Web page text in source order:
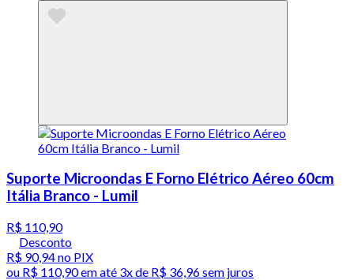
Suporte Microondas E Forno Elétrico Aéreo 60cm
Itália Branco - Lumil
R$ 110,90
Desconto
R$ 90,94no PIX
ou R$ 110,90em até 3x de R$ 36,96 sem juros